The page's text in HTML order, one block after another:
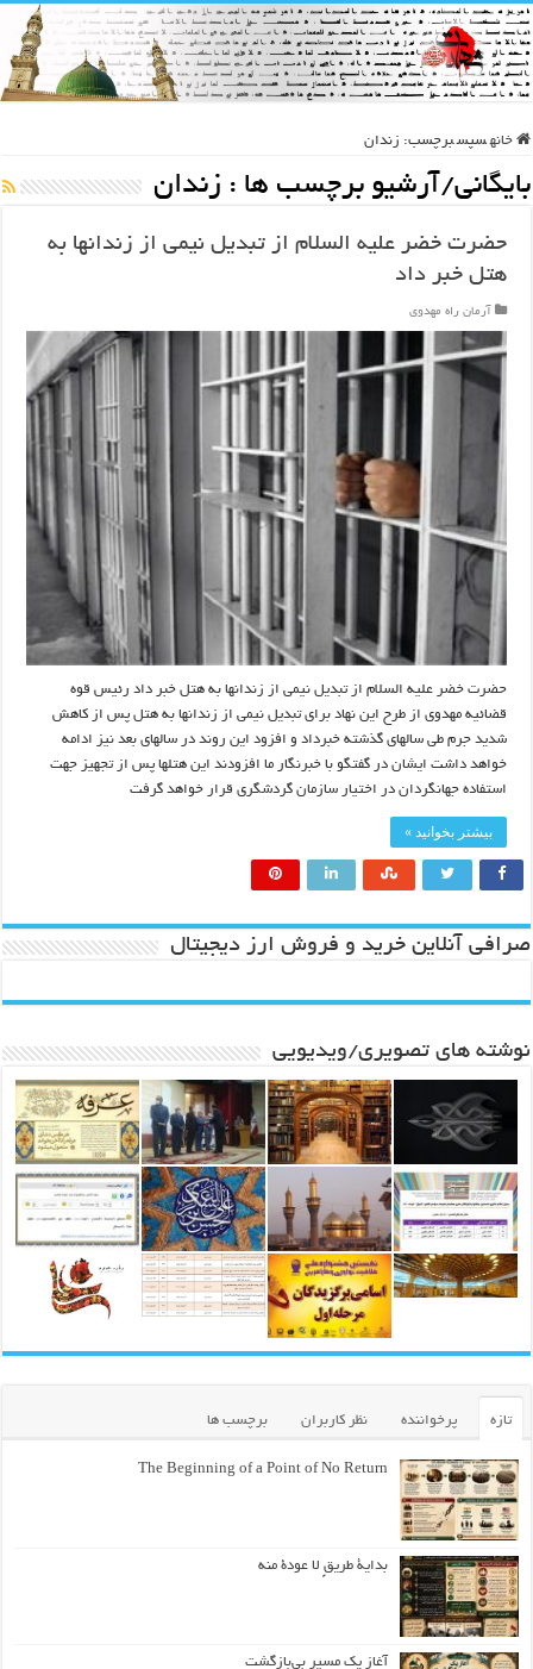
خانه سپس برچسب: زندان
بایگانی/آرشیو برچسب ها : زندان
حضرت خضر علیه السلام از تبدیل نیمی از زندانها به
هتل خبر داد
آرمان راه مهدوی
حضرت خضر علیه السلام از تبدیل نیمی از زندانها به هتل خبر داد رئیس قوه
قضائیه مهدوی از طرح این نهاد برای تبدیل نیمی از زندانها به هتل پس از کاهش
شدید جرم طی سالهای گذشته خبرداد و افزود این روند در سالهای بعد نیز ادامه
خواهد داشت ایشان در گفتگو با خبرنگار ما افزودند این هتلها پس از تجهیز جهت
استفاده جهانگردان در اختیار سازمان گردشگری قرار خواهد گرفت
بیشتر بخوانید »
صرافی آنلاین خرید و فروش ارز دیجیتال
نوشته های تصویری/ویدیویی
تازه پرخواننده نظر کاربران برچسب ها
The Beginning of a Point of No Return
بداية طريقٍ لا عودة منه
آغاز یک مسیر بی‌بازگشت